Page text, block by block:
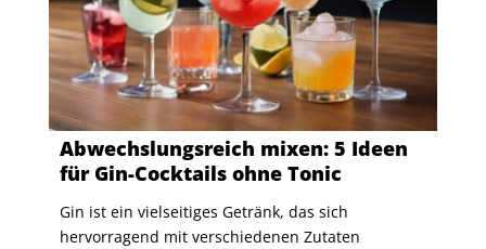
Abwechslungsreich mixen: 5 Ideen
für Gin-Cocktails ohne Tonic
Gin ist ein vielseitiges Getränk, das sich
hervorragend mit verschiedenen Zutaten